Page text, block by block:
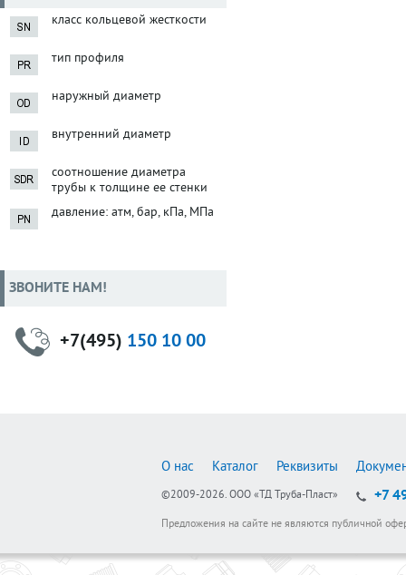
класс кольцевой жесткости
тип профиля
наружный диаметр
внутренний диаметр
соотношение диаметра
трубы к толщине ее стенки
давление: атм, бар, кПа, МПа
ЗВОНИТЕ НАМ!
+7(495) 150 10 00
О нас Каталог Реквизиты
©2009-2026. ООО «ТД Труба-Пласт» +7
Предложения на сайте не являются публичной